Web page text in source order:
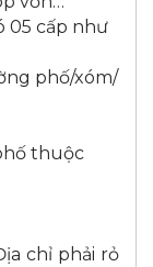
05 cấp như
phố/xóm/
thuộc
chỉ phải rỏ